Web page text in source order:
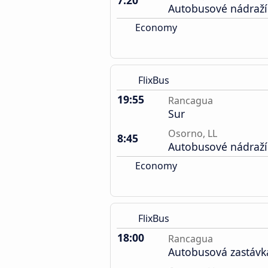
Autobusové nádraží
Economy
FlixBus
19:55 Rancagua
Sur
8:45
Osorno, LL
Autobusové nádraží
Economy
FlixBus
18:00 Rancagua
Autobusová